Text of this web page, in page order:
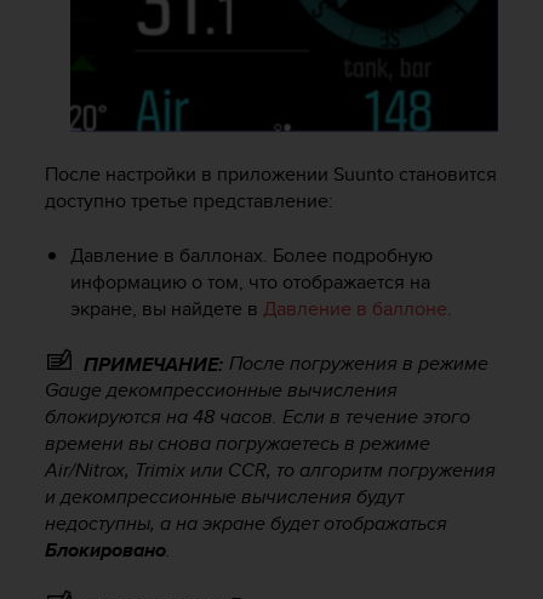
После настройки в приложении Suunto становится
доступно третье представление:
Давление в баллонах. Более подробную
информацию о том, что отображается на
экране, вы найдете в Давление в баллоне.
ПРИМЕЧАНИЕ: После погружения в режиме
Gauge декомпрессионные вычисления
блокируются на 48 часов. Если в течение этого
времени вы снова погружаетесь в режиме
Air/Nitrox, Trimix или CCR, то алгоритм погружения
и декомпрессионные вычисления будут
недоступны, а на экране будет отображаться
Блокировано.